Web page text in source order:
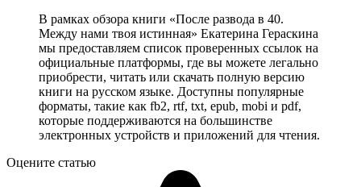
В рамках обзора книги «После развода в 40.
Между нами твоя истинная» Екатерина Гераскина
мы предоставляем список проверенных ссылок на
официальные платформы, где вы можете легально
приобрести, читать или скачать полную версию
книги на русском языке. Доступны популярные
форматы, такие как fb2, rtf, txt, epub, mobi и pdf,
которые поддерживаются на большинстве
электронных устройств и приложений для чтения.
Оцените статью